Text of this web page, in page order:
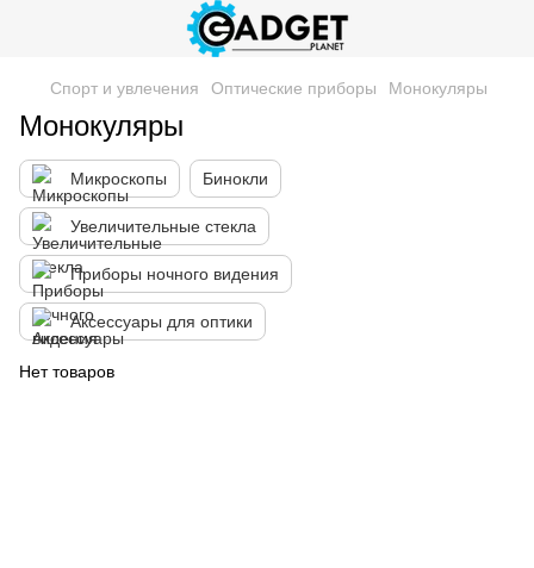
Спорт и увлечения Оптические приборы Монокуляры
Монокуляры
Микроскопы Бинокли
Увеличительные стекла
Приборы ночного видения
Аксессуары для оптики
Нет товаров